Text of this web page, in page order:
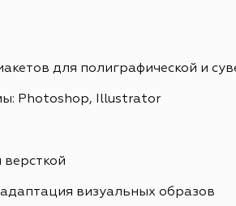
для полиграфической и
Photoshop, Illustrator
версткой
визуальных образов